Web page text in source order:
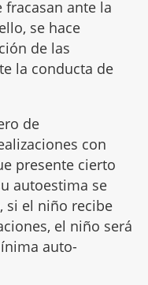
ante la
se hace
de las
la conducta de
de
con
presente cierto
autoestima se
si el niño recibe
el niño será
auto-